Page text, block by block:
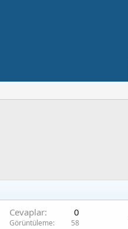
Cevaplar 0
Görüntüleme 58